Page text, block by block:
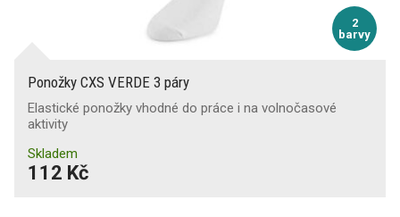
2
barvy
Ponožky CXS VERDE 3 páry
Elastické ponožky vhodné do práce i na volnočasové
aktivity
Skladem
112 Kč